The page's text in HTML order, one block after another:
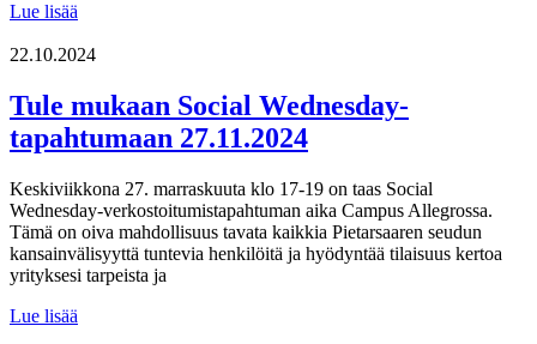
Lue lisää
Seudullinen
22.10.2024
Tule mukaan Social Wednesday-
tapahtumaan 27.11.2024
Keskiviikkona 27. marraskuuta klo 17-19 on taas Social
Wednesday-verkostoitumistapahtuman aika Campus Allegrossa.
Tämä on oiva mahdollisuus tavata kaikkia Pietarsaaren seudun
kansainvälisyyttä tuntevia henkilöitä ja hyödyntää tilaisuus kertoa
yrityksesi tarpeista ja
Lue lisää